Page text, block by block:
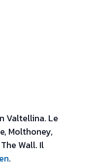
Valtellina. Le
Molthoney,
Wall. Il
.